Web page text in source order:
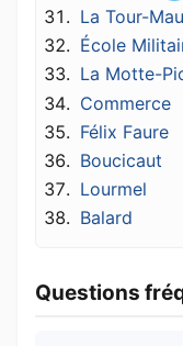
La Tour-
École
La Motte-
Commerce
Félix Faure
Boucicaut
Lourmel
Balard
Questions